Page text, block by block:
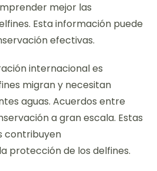
mejor las
Esta información puede
efectivas.
internacional es
migran y necesitan
aguas. Acuerdos entre
a gran escala. Estas
contribuyen
protección de los delfines.